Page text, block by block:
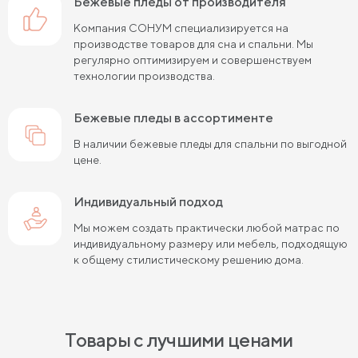
Компания СОНУМ специализируется на
производстве товаров для сна и спальни. Мы
регулярно оптимизируем и совершенствуем
технологии производства.
бежевые пледы в ассортименте
В наличии бежевые пледы для спальни по выгодной
цене.
Индивидуальный подход
Мы можем создать практически любой матрас по
индивидуальному размеру или мебель, подходящую
к общему стилистическому решению дома.
Товары с лучшими ценами